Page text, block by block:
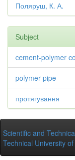
Поляруш, К. А.
Subject
cement-polymer
polymer pipe
протягування
Scientific and
Technical University